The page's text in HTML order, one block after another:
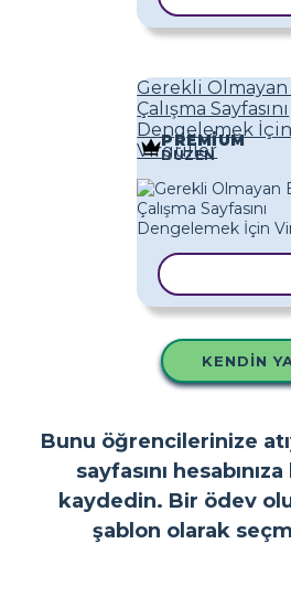
Gerekli
Çalışma Sayfasını
Dengelemek İçin
Virgüller
PREMIUM
DÜZEN
KENDIN
Bunu öğrencilerinize
sayfasını
kaydedin. Bir ödev
şablon olarak